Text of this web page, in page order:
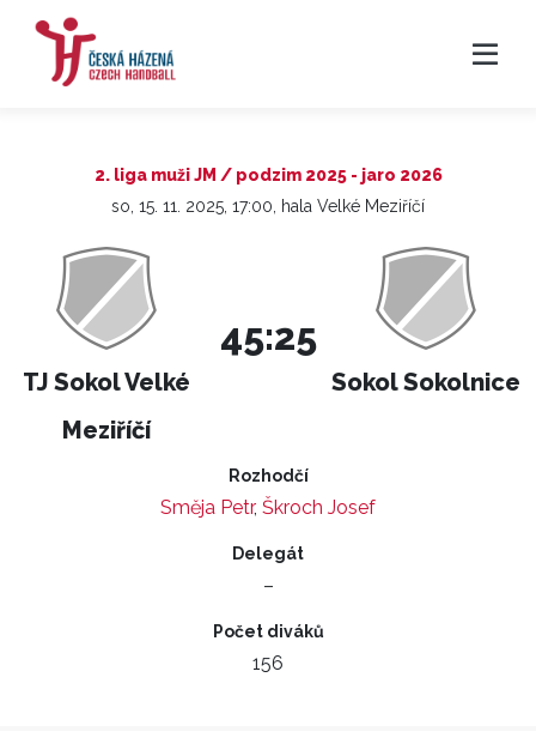
2. liga muži JM / podzim 2025 - jaro 2026
so, 15. 11. 2025, 17:00, hala Velké Meziříčí
TJ Sokol Velké
Meziříčí
45:25
Sokol Sokolnice
Rozhodčí
Směja Petr, Škroch Josef
Delegát
–
Počet diváků
156